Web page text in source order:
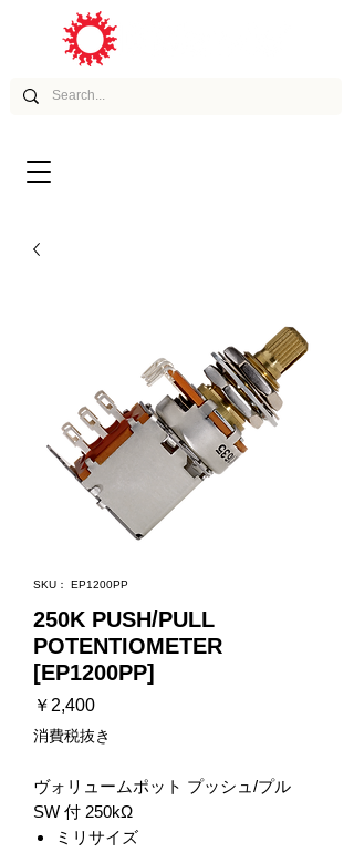
SKU： EP1200PP
250K PUSH/PULL
POTENTIOMETER
[EP1200PP]
￥2,400価
格
消費税抜き
ヴォリュームポット プッシュ/プル
SW 付 250kΩ
ミリサイズ